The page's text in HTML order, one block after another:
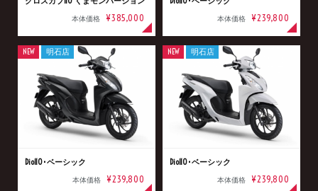
本体価格 ¥385,000 本体価格 ¥239,800
Dio110･ベーシック
本体価格 ¥239,800
NEW 明石店
Dio110･ベーシック
本体価格 ¥239,800
NEW 明石店